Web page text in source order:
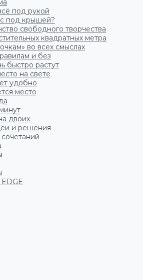
под рукой
под крышей?
свободного творчества
квадратных метра
во всех смыслах
и без
быстро растут
на свете
удобно
место
двоих
и решения